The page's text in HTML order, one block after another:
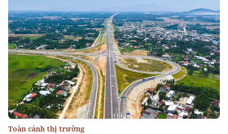
Toàn cảnh thị trường